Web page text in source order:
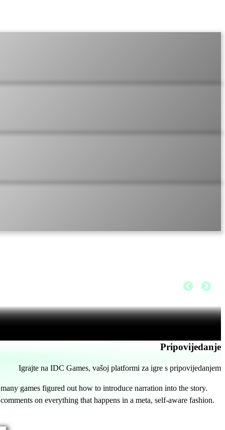
Pripovijedanje
Igrajte na IDC Games, vašoj platformi za igre s pripovijedanjem
games figured out how to introduce narration into the story.
on everything that happens in a meta, self-aware fashion.